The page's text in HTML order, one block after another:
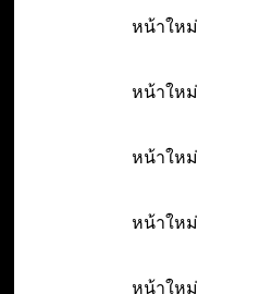
หน้าใหม่
หน้าใหม่
หน้าใหม่
หน้าใหม่
หน้าใหม่